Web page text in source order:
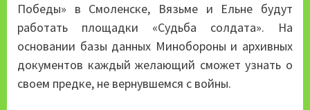
Победы» в Смоленске, Вязьме и Ельне будут
работать площадки «Судьба солдата». На
основании базы данных Минобороны и архивных
документов каждый желающий сможет узнать о
своем предке, не вернувшемся с войны.